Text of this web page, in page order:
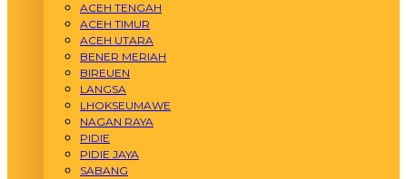
ACEH TENGAH
ACEH TIMUR
ACEH UTARA
BENER MERIAH
BIREUEN
LANGSA
LHOKSEUMAWE
NAGAN RAYA
PIDIE
PIDIE JAYA
SABANG